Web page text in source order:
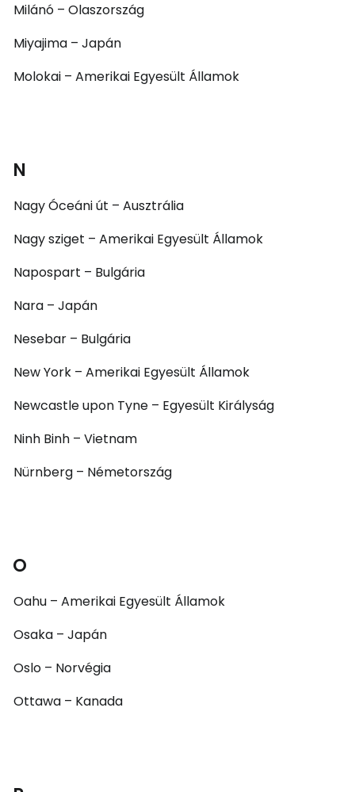
Milánó – Olaszország
Miyajima – Japán
Molokai – Amerikai Egyesült Államok
N
Nagy Óceáni út – Ausztrália
Nagy sziget – Amerikai Egyesült Államok
Napospart – Bulgária
Nara – Japán
Nesebar – Bulgária
New York – Amerikai Egyesült Államok
Newcastle upon Tyne – Egyesült Királyság
Ninh Binh – Vietnam
Nürnberg – Németország
O
Oahu – Amerikai Egyesült Államok
Osaka – Japán
Oslo – Norvégia
Ottawa – Kanada